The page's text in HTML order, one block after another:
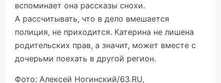
вспоминает она рассказы снохи.
А рассчитывать, что в дело вмешается
полиция, не приходится. Катерина не лишена
родительских прав, а значит, может вместе с
дочерьми поехать в другой регион.
Фото: Алексей Ногинский/63.RU,